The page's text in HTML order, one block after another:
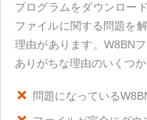
プログラムをダウンロー
ファイルに関する問題を
理由があります。W8BN
ありがちな理由のいくつ
問題になっている